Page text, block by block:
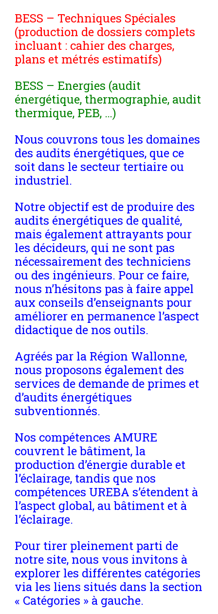
BESS – Techniques Spéciales
(production de dossiers complets
incluant : cahier des charges,
plans et métrés estimatifs)
BESS – Energies (audit
énergétique, thermographie, audit
thermique, PEB, …)
Nous couvrons tous les domaines
des audits énergétiques, que ce
soit dans le secteur tertiaire ou
industriel.
Notre objectif est de produire des
audits énergétiques de qualité,
mais également attrayants pour
les décideurs, qui ne sont pas
nécessairement des techniciens
ou des ingénieurs. Pour ce faire,
nous n’hésitons pas à faire appel
aux conseils d’enseignants pour
améliorer en permanence l’aspect
didactique de nos outils.
Agréés par la Région Wallonne,
nous proposons également des
services de demande de primes et
d’audits énergétiques
subventionnés.
Nos compétences AMURE
couvrent le bâtiment, la
production d’énergie durable et
l’éclairage, tandis que nos
compétences UREBA s’étendent à
l’aspect global, au bâtiment et à
l’éclairage.
Pour tirer pleinement parti de
notre site, nous vous invitons à
explorer les différentes catégories
via les liens situés dans la section
« Catégories » à gauche.